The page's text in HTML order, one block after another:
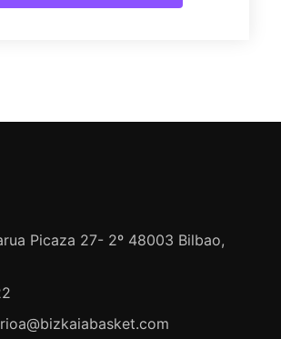
Picaza 27- 2º 48003 Bilbao,